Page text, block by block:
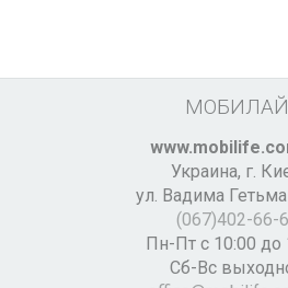
Украина, г.
ул. Вадима
(067)402-66-
Пн-Пт с 10:00 до
Сб-Вс